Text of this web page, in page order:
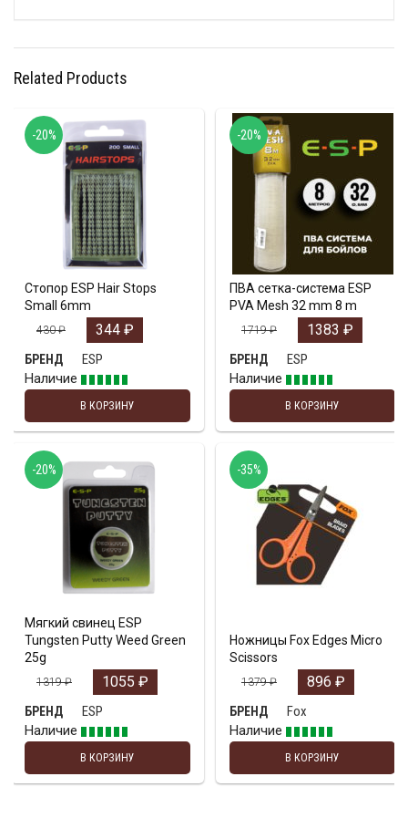
Related Products
Стопор ESP Hair Stops
Small 6mm
430₽ 344 ₽
БРЕНД
ESP
Наличие
В КОРЗИНУ
-20%
ПВА сетка-система ESP
PVA Mesh 32 mm 8 m
1719₽ 1383 ₽
БРЕНД
ESP
Наличие
В КОРЗИНУ
-20%
Мягкий свинец ESP
Tungsten Putty Weed Green
25g
1319₽ 1055 ₽
БРЕНД
ESP
Наличие
В КОРЗИНУ
-20%
Ножницы Fox Edges Micro
Scissors
1379₽ 896 ₽
БРЕНД
Fox
Наличие
В КОРЗИНУ
-35%